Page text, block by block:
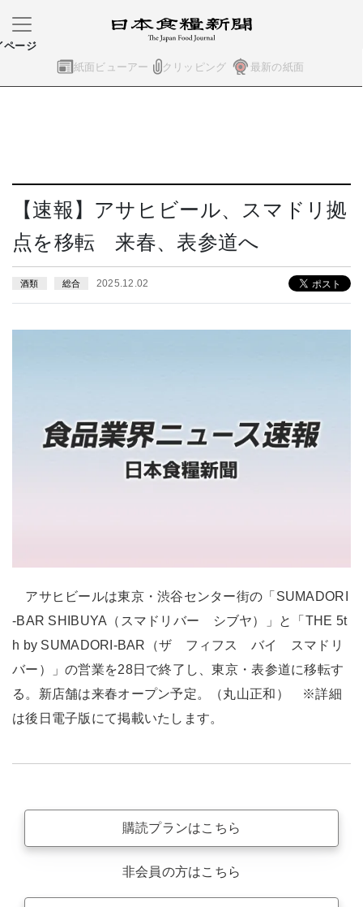
紙面ビューアー クリッピング 最新の紙面
ページ
【速報】アサヒビール、スマドリ拠
点を移転 来春、表参道へ
酒類 総合 2025.12.02
アサヒビールは東京・渋谷センター街の「SUMADORI
-BAR SHIBUYA（スマドリバー シブヤ）」と「THE 5t
h by SUMADORI-BAR（ザ フィフス バイ スマドリ
バー）」の営業を28日で終了し、東京・表参道に移転す
る。新店舗は来春オープン予定。（丸山正和） ※詳細
は後日電子版にて掲載いたします。
購読プランはこちら
非会員の方はこちら